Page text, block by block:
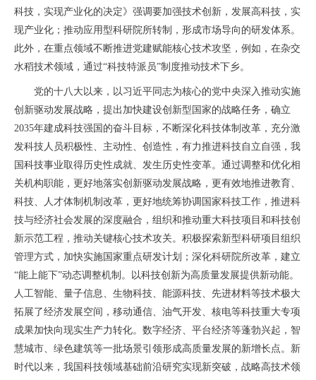
科技，实现产业化的决定》强调要加强技术创新，发展高科技，实
现产业化；推动应用型科研院所转制，形成市场导向的研发体系。
此外，在重点领域不断推进党建赋能核心技术攻坚，例如，在杂交
水稻技术领域，通过“科技特派员”制度推动技术下乡。
党的十八大以来，以习近平同志为核心的党中央深入推动实施
创新驱动发展战略，提出加快建设创新型国家的战略任务，确立
2035年建成科技强国的奋斗目标，不断深化科技体制改革，充分激
发科技人员积极性、主动性、创造性，有力推进科技自立自强，我
国科技事业取得历史性成就、发生历史性变革。通过调整和优化相
关机构职能，更好地落实创新驱动发展战略，更有效地推进教育、
科技、人才体制机制改革，更好地统筹协调国家科技工作，推进科
技与经济社会发展的深度融合，组织和推动重大科技项目和科技创
新示范工程，推动关键核心技术攻关。积极探索新型科研项目组织
管理方式，‌加快实施国家重点研发计划；深化科研院所改革，建立
“能上能下”动态调整机制。以科技创新为高质量发展提供新动能。
人工智能、量子信息、生物科技、能源科技、先进材料等技术极大
拓展了经济发展空间，移动通信、油气开发、核电等科技重大专项
成果加快向现实生产力转化。数字经济、平台经济等蓬勃兴起，智
慧城市、绿色建筑等一批场景引领形成高质量发展的新增长点。新
时代以来，我国科技领域基础前沿研究实现新突破，战略高技术领